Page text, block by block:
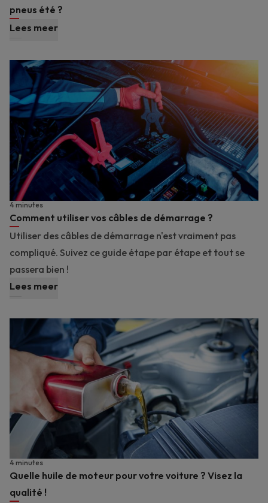
pneus été ?
Lees meer
Comment utiliser vos câbles de démarrage ?
4 minutes
Utiliser des câbles de démarrage n'est vraiment pas
compliqué. Suivez ce guide étape par étape et tout se
passera bien !
Lees meer
Quelle huile de moteur pour votre voiture ? Visez la
qualité !
4 minutes